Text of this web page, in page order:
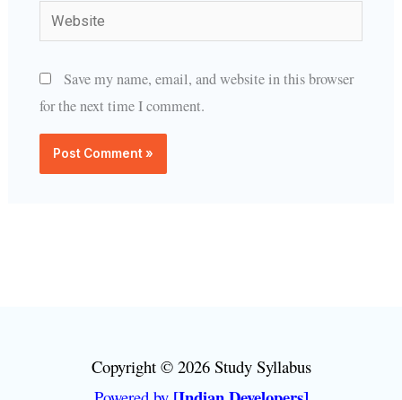
Website
Save my name, email, and website in this browser
for the next time I comment.
Copyright © 2026 Study Syllabus